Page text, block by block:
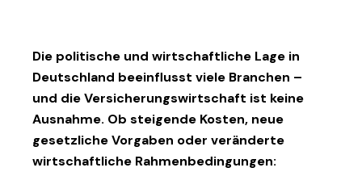
Die politische und wirtschaftliche Lage in
Deutschland beeinflusst viele Branchen –
und die Versicherungswirtschaft ist keine
Ausnahme. Ob steigende Kosten, neue
gesetzliche Vorgaben oder veränderte
wirtschaftliche Rahmenbedingungen: